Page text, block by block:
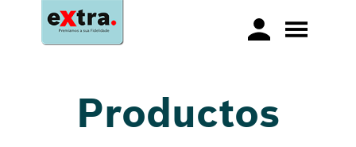
Productos